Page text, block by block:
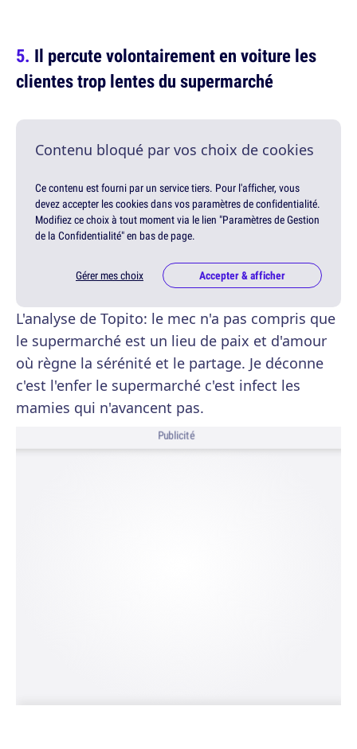
Il percute volontairement en voiture les
clientes trop lentes du supermarché
Contenu bloqué par vos choix de cookies
Ce contenu est fourni par un service tiers. Pour l'afficher, vous
devez accepter les cookies dans vos paramètres de confidentialité.
Modifiez ce choix à tout moment via le lien "Paramètres de Gestion
de la Confidentialité" en bas de page.
Gérer mes choix Accepter & afficher
L'analyse de Topito: le mec n'a pas compris que
le supermarché est un lieu de paix et d'amour
où règne la sérénité et le partage. Je déconne
c'est l'enfer le supermarché c'est infect les
mamies qui n'avancent pas.
Publicité